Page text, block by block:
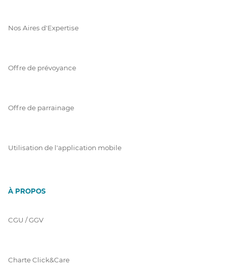
Nos Aires d'Expertise
Offre de prévoyance
Offre de parrainage
Utilisation de l'application mobile
À PROPOS
CGU / GGV
Charte Click&Care